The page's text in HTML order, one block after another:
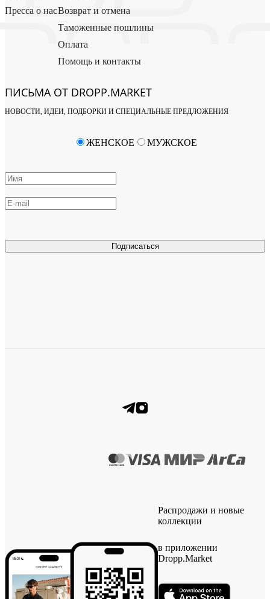
Пресса о насВозврат и отмена
Таможенные пошлины
Оплата
Помощь и контакты
ПИСЬМА ОТ DROPP.MARKET
НОВОСТИ, ИДЕИ, ПОДБОРКИ И СПЕЦИАЛЬНЫЕ ПРЕДЛОЖЕНИЯ
Подписаться
ЖЕНСКОЕ МУЖСКОЕ
Распродажи и новые
коллекции
в приложении
Dropp.Market